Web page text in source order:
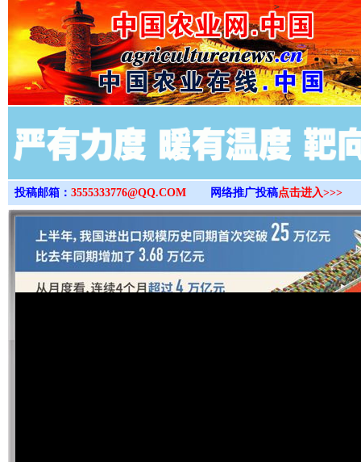
>
投稿邮箱： 3555333776@QQ.COM 网络推广投稿点击进入>>>